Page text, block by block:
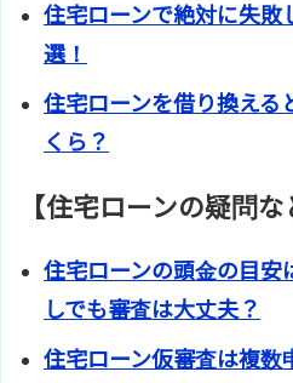
住宅ローンで絶対に失敗
選！
住宅ローンを借り換える
くら？
【住宅ローンの疑問な
住宅ローンの頭金の目安
しでも審査は大丈夫？
住宅ローン仮審査は複数